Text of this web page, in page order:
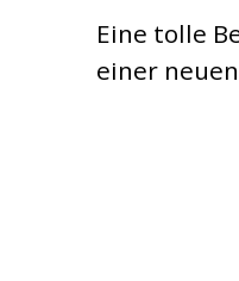
Eine tolle
einer